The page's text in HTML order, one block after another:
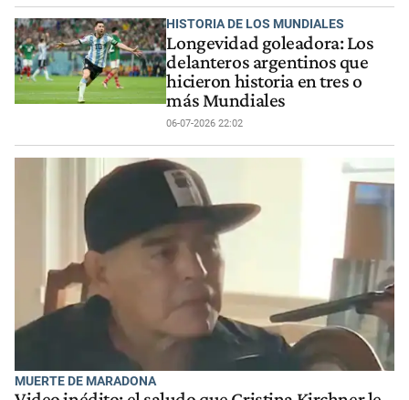
HISTORIA DE LOS MUNDIALES
Longevidad goleadora: Los
delanteros argentinos que
hicieron historia en tres o
más Mundiales
06-07-2026 22:02
MUERTE DE MARADONA